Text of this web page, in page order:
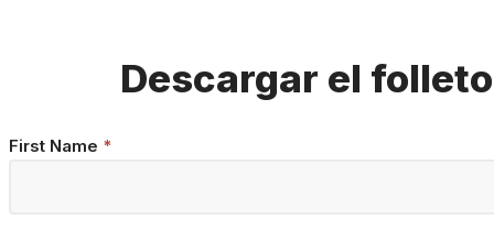
Descargar el folleto
Brochure
First Name *